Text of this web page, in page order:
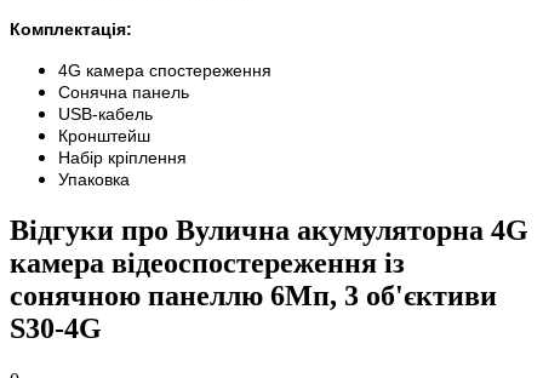
Комплектація:
4G камера спостереження
Сонячна панель
USB-кабель
Кронштейш
Набір кріплення
Упаковка
Відгуки про Вулична акумуляторна 4G
камера відеоспостереження із
сонячною панеллю 6Мп, 3 об'єктиви
S30-4G